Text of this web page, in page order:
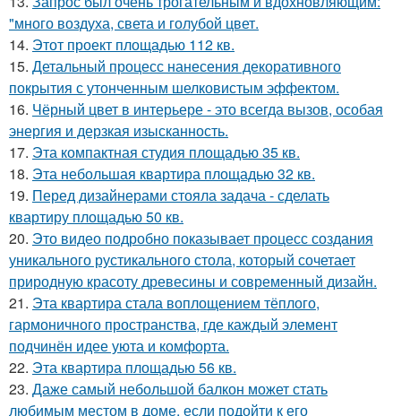
"много воздуха, света и голубой цвет.
14. Этот проект площадью 112 кв.
15. Детальный процесс нанесения декоративного
покрытия с утонченным шелковистым эффектом.
16. Чёрный цвет в интерьере - это всегда вызов, особая
энергия и дерзкая изысканность.
17. Эта компактная студия площадью 35 кв.
18. Эта небольшая квартира площадью 32 кв.
19. Перед дизайнерами стояла задача - сделать
квартиру площадью 50 кв.
20. Это видео подробно показывает процесс создания
уникального рустикального стола, который сочетает
природную красоту древесины и современный дизайн.
21. Эта квартира стала воплощением тёплого,
гармоничного пространства, где каждый элемент
подчинён идее уюта и комфорта.
22. Эта квартира площадью 56 кв.
23. Даже самый небольшой балкон может стать
любимым местом в доме, если подойти к его